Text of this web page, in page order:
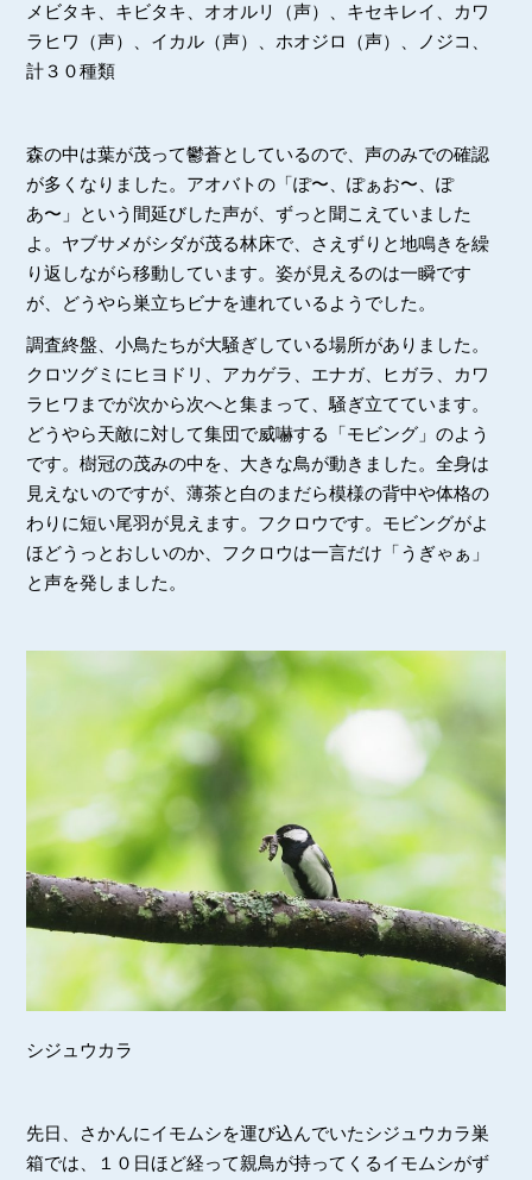
メビタキ、キビタキ、オオルリ（声）、キセキレイ、カワ
ラヒワ（声）、イカル（声）、ホオジロ（声）、ノジコ、
計３０種類
森の中は葉が茂って鬱蒼としているので、声のみでの確認
が多くなりました。アオバトの「ぽ〜、ぽぁお〜、ぽ
あ〜」という間延びした声が、ずっと聞こえていました
よ。ヤブサメがシダが茂る林床で、さえずりと地鳴きを繰
り返しながら移動しています。姿が見えるのは一瞬です
が、どうやら巣立ちビナを連れているようでした。
調査終盤、小鳥たちが大騒ぎしている場所がありました。
クロツグミにヒヨドリ、アカゲラ、エナガ、ヒガラ、カワ
ラヒワまでが次から次へと集まって、騒ぎ立てています。
どうやら天敵に対して集団で威嚇する「モビング」のよう
です。樹冠の茂みの中を、大きな鳥が動きました。全身は
見えないのですが、薄茶と白のまだら模様の背中や体格の
わりに短い尾羽が見えます。フクロウです。モビングがよ
ほどうっとおしいのか、フクロウは一言だけ「うぎゃぁ」
と声を発しました。
シジュウカラ
先日、さかんにイモムシを運び込んでいたシジュウカラ巣
箱では、１０日ほど経って親鳥が持ってくるイモムシがず